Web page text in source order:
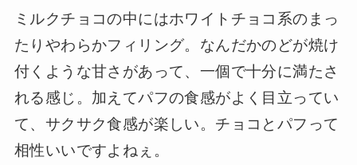
ミルクチョコの中にはホワイトチョコ系のまっ
たりやわらかフィリング。なんだかのどが焼け
付くような甘さがあって、一個で十分に満たさ
れる感じ。加えてパフの食感がよく目立ってい
て、サクサク食感が楽しい。チョコとパフって
相性いいですよねぇ。